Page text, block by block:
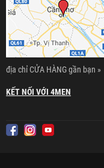
địa chỉ CỬA HÀNG gần bạn »
KẾT NỐI VỚI 4MEN